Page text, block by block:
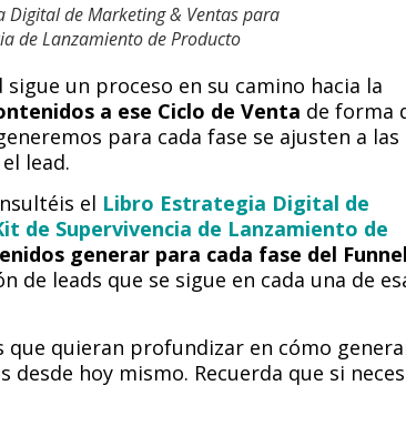
Digital de Marketing & Ventas para
de Lanzamiento de Producto
un proceso en su camino hacia la
a ese Ciclo de Venta de forma
para cada fase se ajusten a las
lead.
el Libro Estrategia Digital de
de Supervivencia de Lanzamiento de
generar para cada fase del
de leads que se sigue en cada una de
que quieran profundizar en cómo
hoy mismo. Recuerda que si